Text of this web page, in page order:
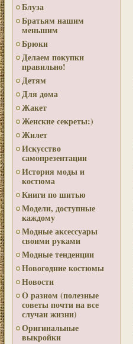
Блуза
Братьям нашим
меньшим
Брюки
Делаем покупки
правильно!
Детям
Для дома
Жакет
Женские секреты:)
Жилет
Искусство
самопрезентации
История моды и
костюма
Книги по шитью
Модели, доступные
каждому
Модные аксессуары
своими руками
Модные тенденции
Новогодние костюмы
Новости
О разном (полезные
советы почти на все
случаи жизни)
Оригинальные
выкройки